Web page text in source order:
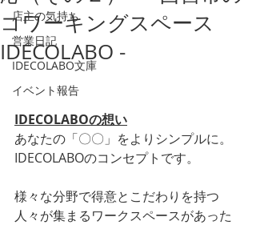
店主の気持ち
営業日記
IDECOLABO文庫
イベント報告
コワーキングスペース
IDECOLABO -
IDECOLABOの想い
あなたの「〇〇」をよりシンプルに。
IDECOLABOのコンセプトです。
様々な分野で得意とこだわりを持つ
人々が集まるワークスペースがあった